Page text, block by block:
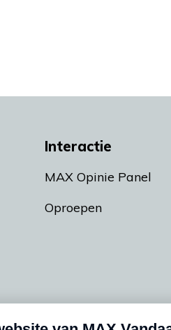
Interactie
MAX Opinie Panel
Oproepen